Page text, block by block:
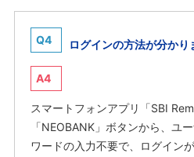
Q4 ログインの方法が分かり
A4
スマートフォンアプリ「SBI
「NEOBANK」ボタンから、ユ
ワードの入力不要で、ログイン